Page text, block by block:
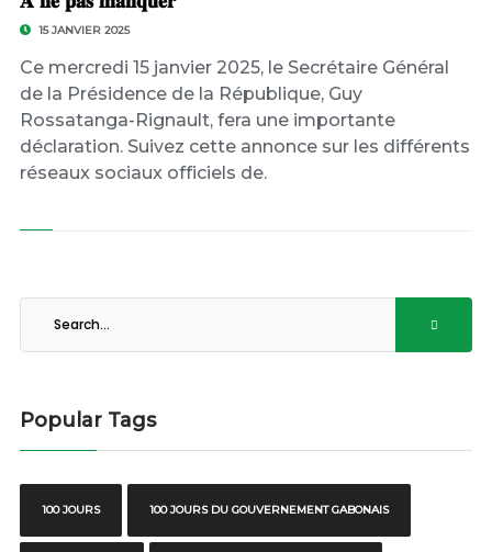
15 JANVIER 2025
Ce mercredi 15 janvier 2025, le Secrétaire Général
de la Présidence de la République, Guy
Rossatanga-Rignault, fera une importante
déclaration. Suivez cette annonce sur les différents
réseaux sociaux officiels de.
Popular Tags
100 JOURS 100 JOURS DU GOUVERNEMENT GABONAIS